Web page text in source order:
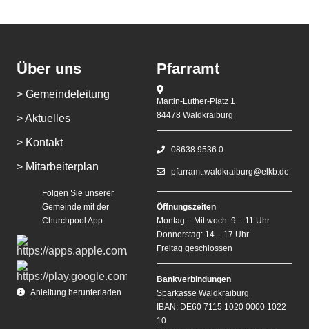
Über uns
> Gemeindeleitung
> Aktuelles
> Kontakt
> Mitarbeiterplan
Folgen Sie unserer
Gemeinde mit der
Churchpool App
Anleitung herunterladen
Pfarramt
Martin-Luther-Platz 1
84478 Waldkraiburg
08638 9536 0
pfarramt.waldkraiburg@elkb.de
Öffnungszeiten
Montag – Mittwoch: 9 – 11 Uhr
Donnerstag: 14 – 17 Uhr
Freitag geschlossen
Bankverbindungen
Sparkasse Waldkraiburg
IBAN: DE60 7115 1020 0000 1022
10